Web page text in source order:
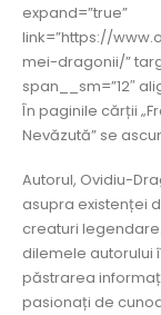
expand=”true”
link=”https://
mei-dragonii/”
span__sm=”12″
În paginile cărții
Nevăzută” se
Autorul, Ovidiu-
asupra existenței
creaturi
dilemele autorului
păstrarea
pasionați de